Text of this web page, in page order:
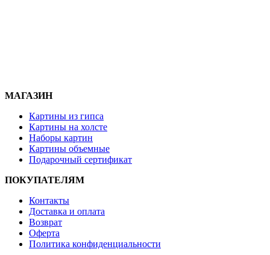
МАГАЗИН
Картины из гипса
Картины на холсте
Наборы картин
Картины объемные
Подарочный сертификат
ПОКУПАТЕЛЯМ
Контакты
Доставка и оплата
Возврат
Оферта
Политика конфиденциальности